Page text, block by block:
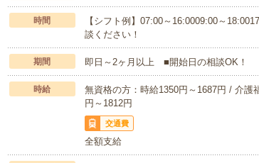
時間
【シフト例】07:00～16:0009:00～
談ください！
期間 即日～2ヶ月以上 ■開始日の相談OK！
時給
無資格の方：時給1350円～1687円 / 介護
円～1812円
交通費
全額支給